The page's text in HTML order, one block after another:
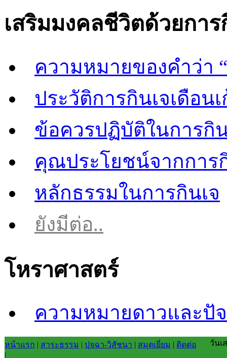
เสริมมงคลชีวิตด้วยการ
ความหมายของคำว่า “
ประวัติการกินเจเดือน
ข้อควรปฏิบัติในการกิ
คุณประโยชน์จากการ
หลักธรรมในการกินเจ
ยังมีต่อ..
โหราศาสตร์
ความหมายดาวและปั
หน้าแรก | สาระธรรม | ปุจฉา-วิสัชนา | สมุดเยี่ยม | ติดต่อ
|
วันเ